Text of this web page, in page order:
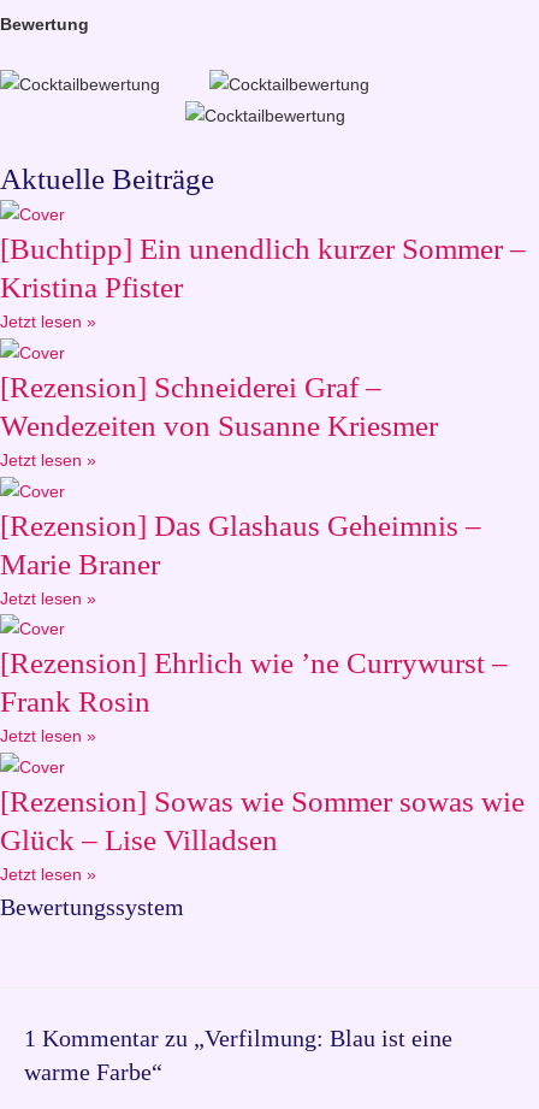
Bewertung
Aktuelle Beiträge
[Buchtipp] Ein unendlich kurzer Sommer –
Kristina Pfister
Jetzt lesen »
[Rezension] Schneiderei Graf –
Wendezeiten von Susanne Kriesmer
Jetzt lesen »
[Rezension] Das Glashaus Geheimnis –
Marie Braner
Jetzt lesen »
[Rezension] Ehrlich wie ’ne Currywurst –
Frank Rosin
Jetzt lesen »
[Rezension] Sowas wie Sommer sowas wie
Glück – Lise Villadsen
Jetzt lesen »
Bewertungssystem
1 Kommentar zu „Verfilmung: Blau ist eine
warme Farbe“